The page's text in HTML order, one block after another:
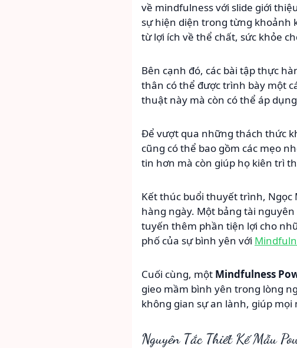
về mindfulness với slide giới
sự hiện diện trong từng khoảnh
từ lợi ích về thể chất, sức khỏe
Bên cạnh đó, các bài tập thực
thân có thể được trình bày một
thuật này mà còn có thể áp
Để vượt qua những thách thức
cũng có thể bao gồm các mẹo
tin hơn mà còn giúp họ kiên trì
Kết thúc buổi thuyết trình,
hàng ngày. Một bảng tài
tuyến thêm phần tiện lợi cho
phố của sự bình yên với
Cuối cùng, một Mindfulness
gieo mầm bình yên trong lòng
không gian sự an lành, giúp
Nguyên Tắc Thiết Kế Mẫu